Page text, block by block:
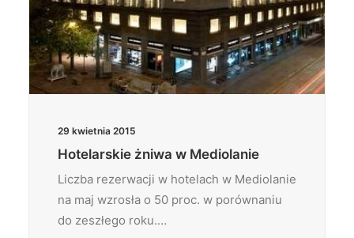
29 kwietnia 2015
Hotelarskie żniwa w Mediolanie
Liczba rezerwacji w hotelach w Mediolanie
na maj wzrosła o 50 proc. w porównaniu
do zeszłego roku.…